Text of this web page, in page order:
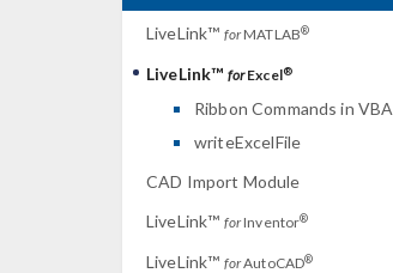
LiveLink™ forMATLAB®
LiveLink™ forExcel®
Ribbon Commands in VBA
writeExcelFile
CAD Import Module
LiveLink™ forInventor®
LiveLink™ forAutoCAD®